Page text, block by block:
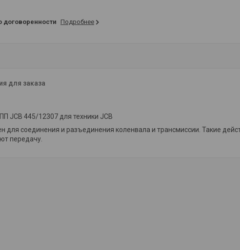
договоренности Подробнее
для заказа
JCB 445/12307 для техники JCB
для соединения и разъединения коленвала и трансмиссии. Такие
передачу.